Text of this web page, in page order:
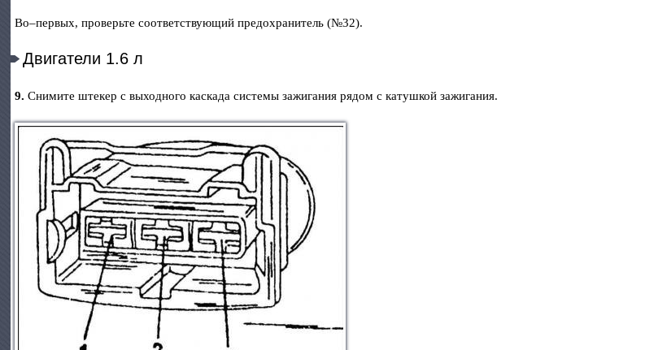
Bo–первых, проверьте соответствующий предохранитель (№32).
Двигатели 1.6 л
9. Снимите штекер с выходного каскада системы зажигания рядом с катушкой зажигания.